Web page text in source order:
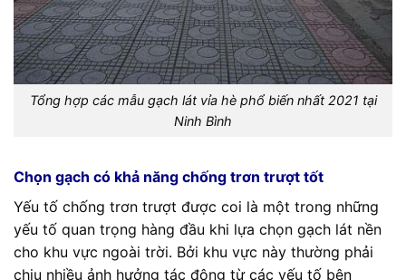
Tổng hợp các mẫu gạch lát vỉa hè phổ biến nhất 2021 tại
Ninh Bình
Chọn gạch có khả năng chống trơn trượt tốt
Yếu tố chống trơn trượt được coi là một trong những
yếu tố quan trọng hàng đầu khi lựa chọn gạch lát nền
cho khu vực ngoài trời. Bởi khu vực này thường phải
chịu nhiều ảnh hưởng tác động từ các yếu tố bên